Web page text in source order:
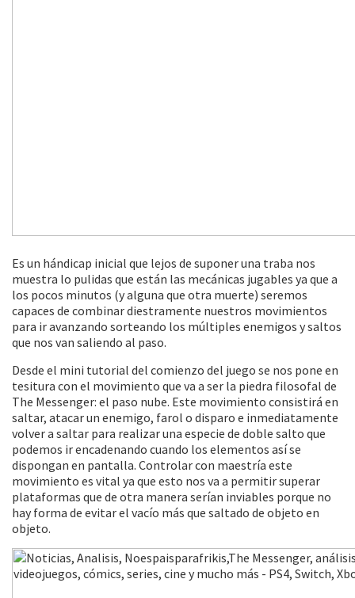
Es un hándicap inicial que lejos de suponer una traba nos
muestra lo pulidas que están las mecánicas jugables ya que a
los pocos minutos (y alguna que otra muerte) seremos
capaces de combinar diestramente nuestros movimientos
para ir avanzando sorteando los múltiples enemigos y saltos
que nos van saliendo al paso.
Desde el mini tutorial del comienzo del juego se nos pone en
tesitura con el movimiento que va a ser la piedra filosofal de
The Messenger: el paso nube. Este movimiento consistirá en
saltar, atacar un enemigo, farol o disparo e inmediatamente
volver a saltar para realizar una especie de doble salto que
podemos ir encadenando cuando los elementos así se
dispongan en pantalla. Controlar con maestría este
movimiento es vital ya que esto nos va a permitir superar
plataformas que de otra manera serían inviables porque no
hay forma de evitar el vacío más que saltado de objeto en
objeto.